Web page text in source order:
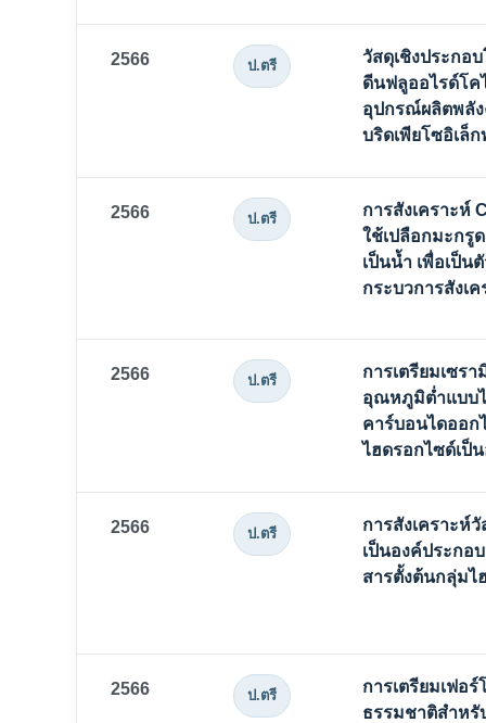
2566 ป.ตรี
วัสดุเชิงประกอ
ดีนฟลูออไรด์โค
อุปกรณ์ผลิตพลัง
บริดเพียโซอิเล็
2566 ป.ตรี
การสังเคราะห์
ใช้เปลือกมะกรู
เป็นน้ำ เพื่อเป็
กระบวการสังเค
2566 ป.ตรี
การเตรียมเซร
อุณหภูมิต่ำแบบ
คาร์บอนไดออก
ไฮดรอกไซด์เป็
2566 ป.ตรี
การสังเคราะห์
เป็นองค์ประก
สารตั้งต้นกลุ่มไ
2566 ป.ตรี
การเตรียมเฟอ
ธรรมชาติสำหรั